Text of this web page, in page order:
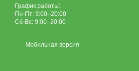
График работы:
Пн-Пт: 9:00–20:00
Сб-Вс: 9:00–20:00
Мобильная версия